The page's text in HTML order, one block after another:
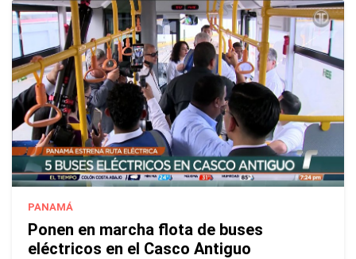
PANAMÁ
Ponen en marcha flota de buses
eléctricos en el Casco Antiguo